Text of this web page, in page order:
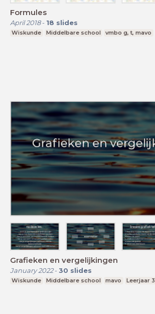
Formules
April 2018- 18 slides
Wiskunde Middelbare school vmbo g, t, mavo
Grafieken en vergelijkingen
January 2022- 30 slides
Wiskunde Middelbare school mavo Leerjaar 3